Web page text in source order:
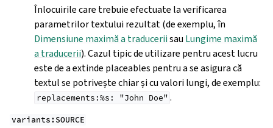
Înlocuirile care trebuie efectuate la verificarea
parametrilor textului rezultat (de exemplu, în
Dimensiune maximă a traduceriisau Lungime maximă
a traducerii). Cazul tipic de utilizare pentru acest lucru
este de a extinde placeables pentru a se asigura că
textul se potrivește chiar și cu valori lungi, de exemplu:
replacements:%s: "John Doe" .
variants:SOURCE